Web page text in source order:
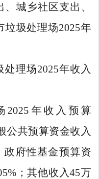
城乡社区支出、
垃圾处理场2025年
处理场2025年收入
2025 年收入预算
公共预算资金收入
政府性基金预算资
；其他收入45万